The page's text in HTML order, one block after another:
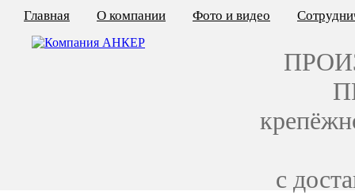
Главная О компании Фото и видео
с